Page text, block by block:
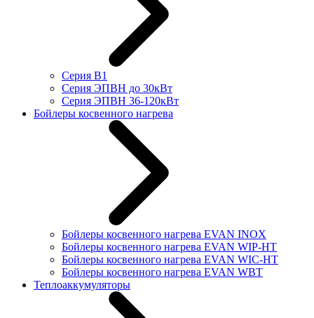
Серия В1
Серия ЭПВН до 30кВт
Серия ЭПВН 36-120кВт
Бойлеры косвенного нагрева
Бойлеры косвенного нагрева EVAN INOX
Бойлеры косвенного нагрева EVAN WIP-HT
Бойлеры косвенного нагрева EVAN WIC-HT
Бойлеры косвенного нагрева EVAN WBT
Теплоаккумуляторы